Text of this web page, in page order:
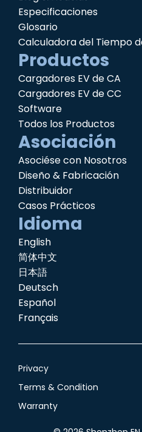
Especificaciones
Glosario
Calculadora del Tiempo
Productos
Cargadores EV de CA
Cargadores EV de CC
Software
Todos los Productos
Asociación
Asociése con Nosotros
Diseño & Fabricación
Distribuidor
Casos Prácticos
Idioma
English
简体中文
日本語
Deutsch
Español
Français
Privacy
Terms & Condition
Warranty